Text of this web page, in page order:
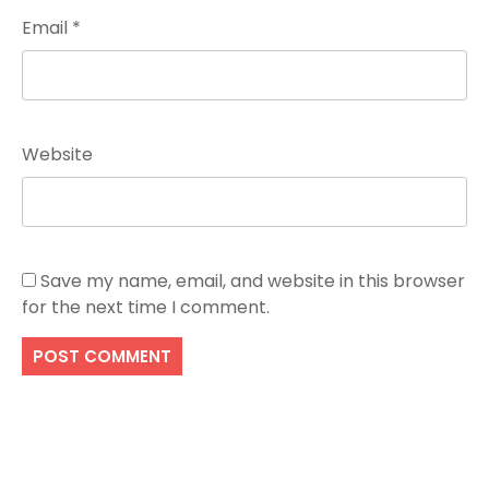
Email *
Website
Save my name, email, and website in this browser
for the next time I comment.